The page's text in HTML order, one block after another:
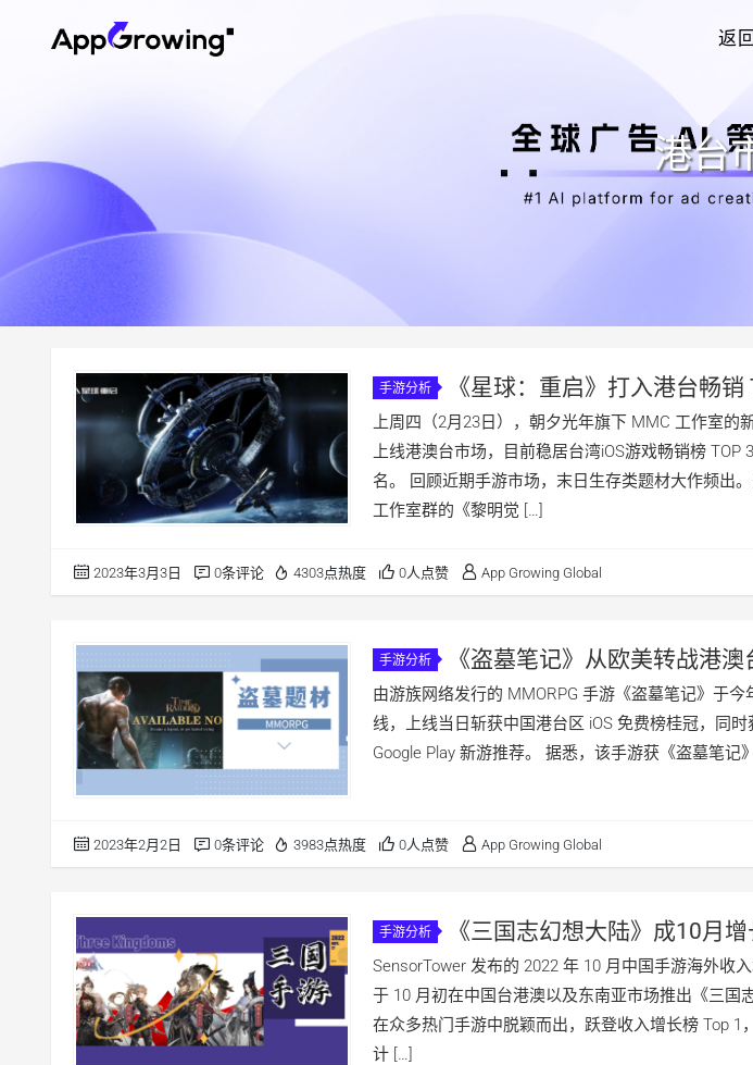
返
港台
手游分析
《星球：重启》打入港台畅
存题材迎来新一轮竞争？
上周四（2月23日），朝夕光年旗下 MMC 工作室的
上线港澳台市场，目前稳居台湾iOS游戏畅销榜 TOP
名。 回顾近期手游市场，末日生存类题材大作频出
工作室群的《黎明觉 […]
2023年3月3日 0条评论 4303点热度 0人点赞 App Growing Global
手游分析
《盗墓笔记》从欧美转战港
成为新的引爆点吗？
由游族网络发行的 MMORPG 手游《盗墓笔记》于今
线，上线当日斩获中国港台区 iOS 免费榜桂冠，同时
Google Play 新游推荐。 据悉，该手游获《盗墓笔记
2023年2月2日 0条评论 3983点热度 0人点赞 App Growing Global
手游分析
《三国志幻想大陆》成10月
游如何在亚洲多点开花？
SensorTower 发布的 2022 年 10 月中国手游海外收
于 10 月初在中国台港澳以及东南亚市场推出《三国
在众多热门手游中脱颖而出，跃登收入增长榜 Top 1
计 […]